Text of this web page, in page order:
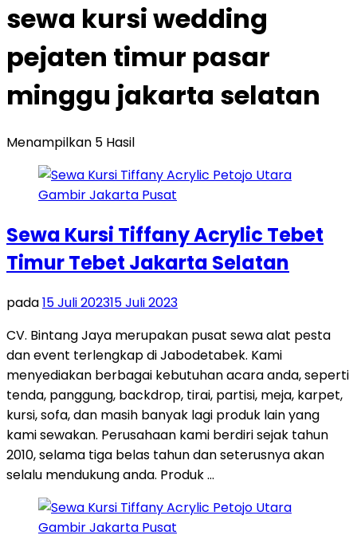
sewa kursi wedding
pejaten timur pasar
minggu jakarta selatan
Menampilkan 5 Hasil
Sewa Kursi Tiffany Acrylic Tebet
Timur Tebet Jakarta Selatan
pada15 Juli 202315 Juli 2023
CV. Bintang Jaya merupakan pusat sewa alat pesta
dan event terlengkap di Jabodetabek. Kami
menyediakan berbagai kebutuhan acara anda, seperti
tenda, panggung, backdrop, tirai, partisi, meja, karpet,
kursi, sofa, dan masih banyak lagi produk lain yang
kami sewakan. Perusahaan kami berdiri sejak tahun
2010, selama tiga belas tahun dan seterusnya akan
selalu mendukung anda. Produk …